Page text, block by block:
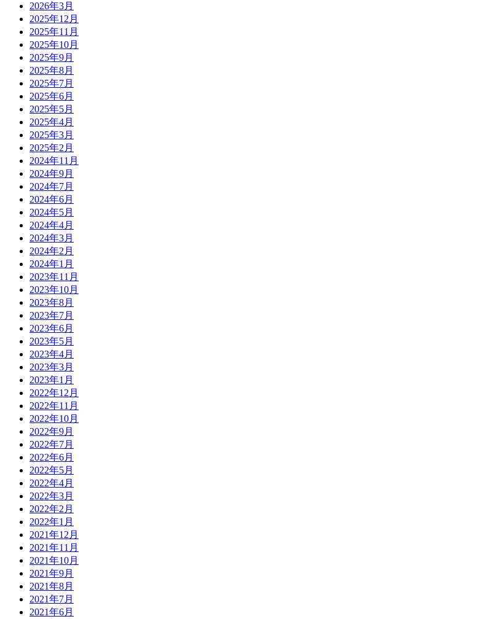
2026年3月
2025年12月
2025年11月
2025年10月
2025年9月
2025年8月
2025年7月
2025年6月
2025年5月
2025年4月
2025年3月
2025年2月
2024年11月
2024年9月
2024年7月
2024年6月
2024年5月
2024年4月
2024年3月
2024年2月
2024年1月
2023年11月
2023年10月
2023年8月
2023年7月
2023年6月
2023年5月
2023年4月
2023年3月
2023年1月
2022年12月
2022年11月
2022年10月
2022年9月
2022年7月
2022年6月
2022年5月
2022年4月
2022年3月
2022年2月
2022年1月
2021年12月
2021年11月
2021年10月
2021年9月
2021年8月
2021年7月
2021年6月